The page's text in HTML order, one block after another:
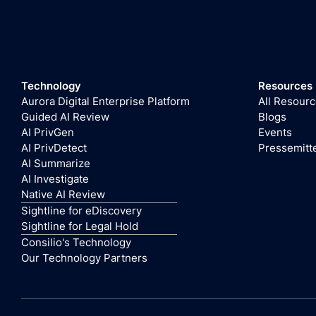
Technology
Aurora Digital Enterprise Platform
Guided AI Review
AI PrivGen
AI PrivDetect
AI Summarize
AI Investigate
Native AI Review
Sightline for eDiscovery
Sightline for Legal Hold
Consilio's Technology
Our Technology Partners
Resources
All
Blogs
Events